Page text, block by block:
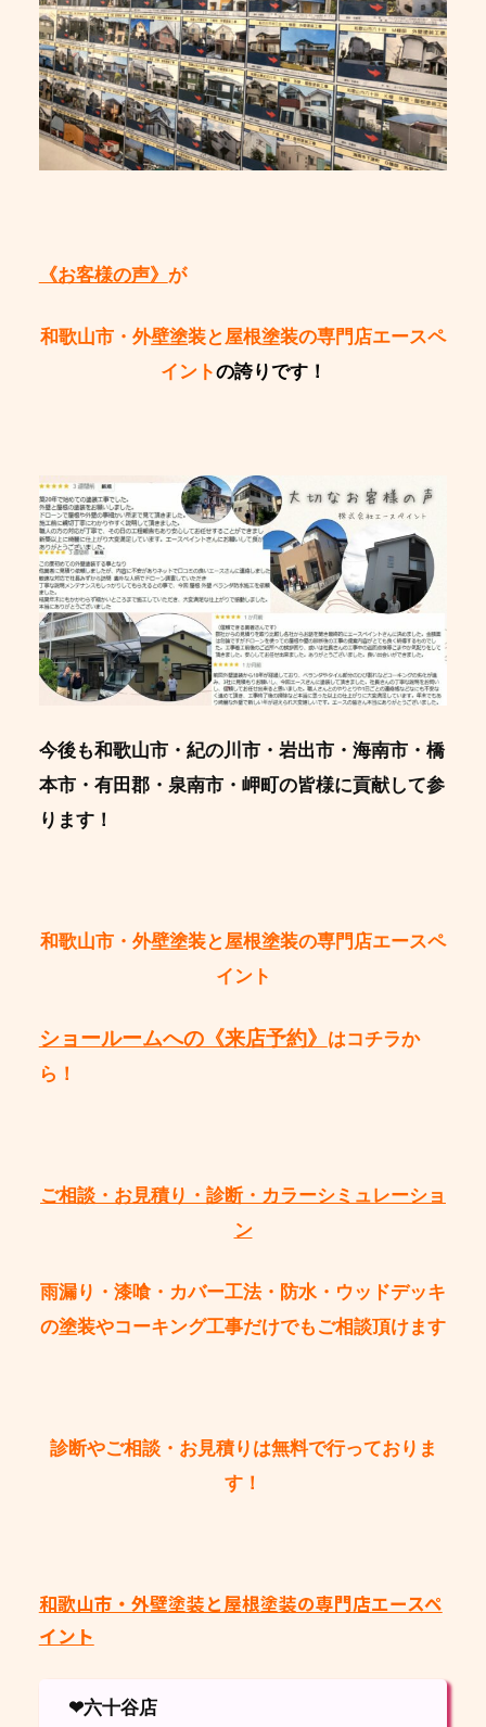
《お客様の声》 が
和歌山市・外壁塗装と屋根塗装の専門店エースペ
イントの誇りです！
今後も和歌山市・紀の川市・岩出市・海南市・橋
本市・有田郡・泉南市・岬町の皆様に貢献して参
ります！
和歌山市・外壁塗装と屋根塗装の専門店エースペ
イント
ショールームへの《来店予約》 はコチラか
ら！
ご相談・お見積り・診断・カラーシミュレーショ
ン
雨漏り・漆喰・カバー工法・防水・ウッドデッキ
の塗装やコーキング工事だけでもご相談頂けます
診断やご相談・お見積りは無料で行っておりま
す！
和歌山市・外壁塗装と屋根塗装の専門店エースペ
イント
❤六十谷店